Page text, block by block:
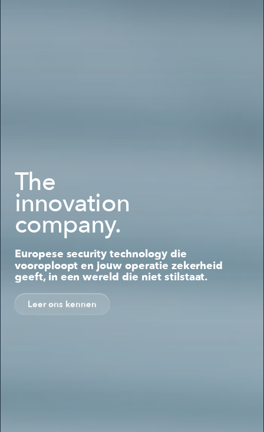
The
innovation
company.
Europese security technology die
vooroploopt en jouw operatie zekerheid
geeft, in een wereld die niet stilstaat.
Leer ons kennen